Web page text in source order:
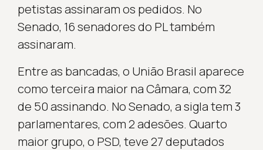
petistas assinaram os pedidos. No
Senado, 16 senadores do PL também
assinaram.
Entre as bancadas, o União Brasil aparece
como terceira maior na Câmara, com 32
de 50 assinando. No Senado, a sigla tem 3
parlamentares, com 2 adesões. Quarto
maior grupo, o PSD, teve 27 deputados